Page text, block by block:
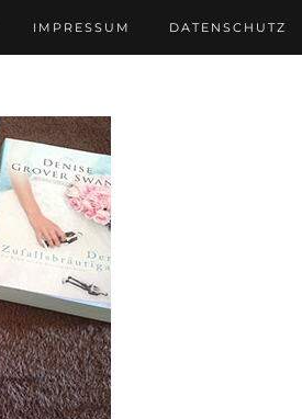
IMPRESSUM DATENSCHUTZ